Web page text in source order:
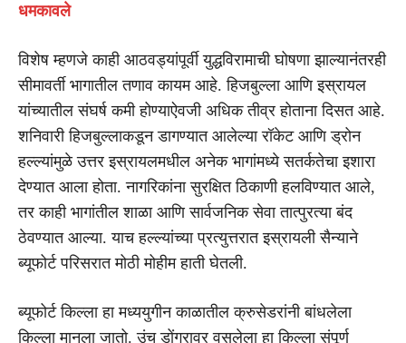
धमकावले
विशेष म्हणजे काही आठवड्यांपूर्वी युद्धविरामाची घोषणा झाल्यानंतरही
सीमावर्ती भागातील तणाव कायम आहे. हिजबुल्ला आणि इस्रायल
यांच्यातील संघर्ष कमी होण्याऐवजी अधिक तीव्र होताना दिसत आहे.
शनिवारी हिजबुल्लाकडून डागण्यात आलेल्या रॉकेट आणि ड्रोन
हल्ल्यांमुळे उत्तर इस्रायलमधील अनेक भागांमध्ये सतर्कतेचा इशारा
देण्यात आला होता. नागरिकांना सुरक्षित ठिकाणी हलविण्यात आले,
तर काही भागांतील शाळा आणि सार्वजनिक सेवा तात्पुरत्या बंद
ठेवण्यात आल्या. याच हल्ल्यांच्या प्रत्युत्तरात इस्रायली सैन्याने
ब्यूफोर्ट परिसरात मोठी मोहीम हाती घेतली.
ब्यूफोर्ट किल्ला हा मध्ययुगीन काळातील क्रुसेडरांनी बांधलेला
किल्ला मानला जातो. उंच डोंगरावर वसलेला हा किल्ला संपूर्ण